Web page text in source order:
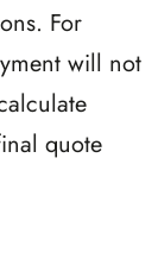
For
will not
quote